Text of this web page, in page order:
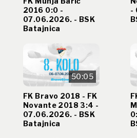
2016 0:0 -
07.06.2026. - BSK
Batajnica
-
50:05
FK Bravo 2018 - FK
Novante 2018 3:4 -
07.06.2026. - BSK
Batajnica